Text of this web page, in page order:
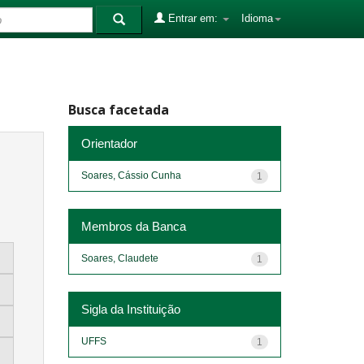
Idioma
Entrar em:
Busca facetada
Orientador
1
Soares, Cássio Cunha
Membros da Banca
1
Soares, Claudete
Sigla da Instituição
1
UFFS